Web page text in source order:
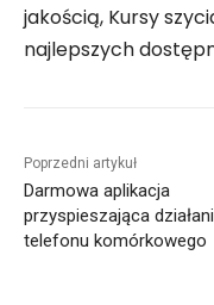
jakością, Kursy
najlepszych
Poprzedni artykuł
Darmowa aplikacja
przyspieszająca
telefonu komórkowego